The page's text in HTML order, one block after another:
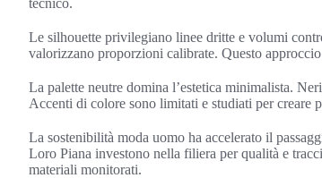
tecnico.
Le silhouette privilegiano linee dritte e volumi
valorizzano proporzioni calibrate. Questo
La palette neutre domina l’estetica minimalista.
Accenti di colore sono limitati e studiati per creare
La sostenibilità moda uomo ha accelerato il
Loro Piana investono nella filiera per qualità e
materiali monitorati.